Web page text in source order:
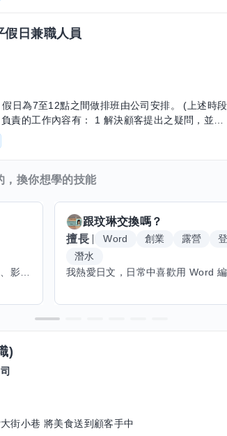
假日兼職人員
日為7至12點之間做排班由公司安排。 (上述時段
，換你想學的技能
我擅長： LINE 貼圖設計、簡易網站設計、影片剪輯、配音、AI 影片創作、音樂創作（原創歌曲／純音樂／配樂） 希望交換技能： ① 游泳（想學：自由式、蝶式） 已會基礎蛙式、仰式，但姿勢尚未標準，希望有人協助修正動作、提升效率。 ② 鋼琴（目前約巴哈初階程度） ③ 英文（程度約 B1～B2） 交換方式： 捷運可到處，部分技能可線上交換。
跟玟琳交換嗎？
擅長
Word 創業 露營
潛水
)
街小巷 將美食送到顧客手中